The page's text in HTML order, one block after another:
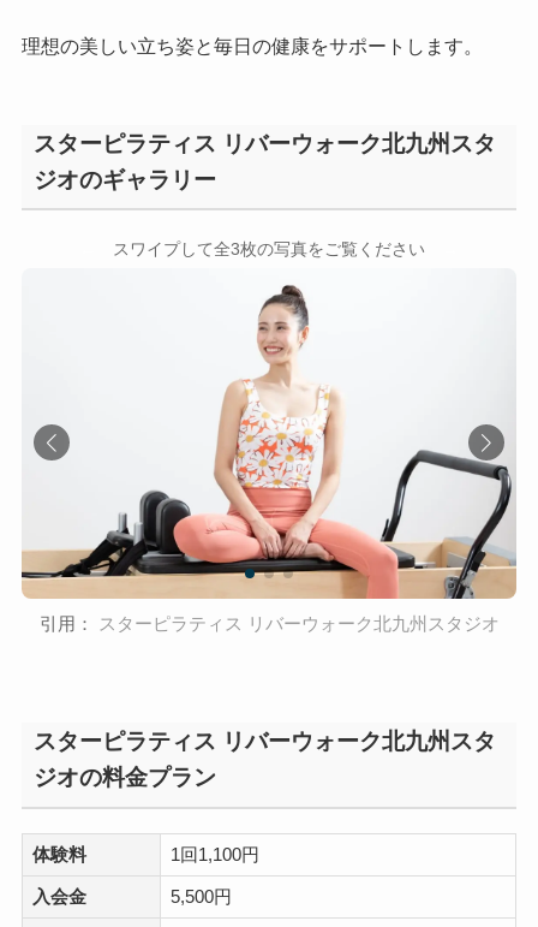
理想の美しい立ち姿と毎日の健康をサポートします。
スターピラティス リバーウォーク北九州スタ
ジオのギャラリー
スワイプして全3枚の写真をご覧ください
引用： スターピラティス リバーウォーク北九州スタジオ
スターピラティス リバーウォーク北九州スタ
ジオの料金プラン
体験料 1回1,100円
入会金 5,500円